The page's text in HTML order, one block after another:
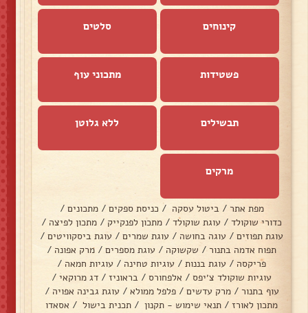
קינוחים סלטים
פשטידות מתכוני עוף
תבשילים ללא גלוטן
מרקים
מפת אתר / ביטול עסקה / כניסת ספקים / מתכונים /
כדורי שוקולד / עוגת שוקולד / מתכון לפנקייק / מתכון לפיצה /
עוגת תפוזים / עוגה בחושה / עוגת שמרים / עוגת ביסקוויטים /
תפוח אדמה בתנור / שקשוקה / עוגת מספרים / מרק אפונה /
פריקסה / עוגת בננות / עוגיות טחינה / עוגיות חמאה /
עוגיות שוקולד צ׳יפס / אלפחורס / בראוניז / דג מרוקאי /
עוף בתנור / מרק עדשים / פלפל ממולא / עוגת גבינה אפויה /
מתכון לאורז / תנאי שימוש - תקנון / תכנית בישול / אסאדו